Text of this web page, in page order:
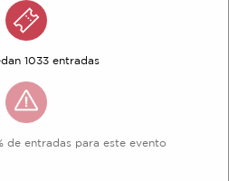
1033 entradas
de entradas para este evento